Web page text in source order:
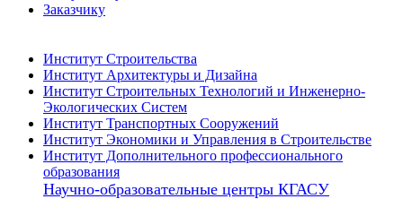
Заказчику
Институт Строительства
Институт Архитектуры и Дизайна
Институт Строительных Технологий и Инженерно-
Экологических Систем
Институт Транспортных Сооружений
Институт Экономики и Управления в Строительстве
Институт Дополнительного профессионального
образования
Научно-образовательные центры КГАСУ